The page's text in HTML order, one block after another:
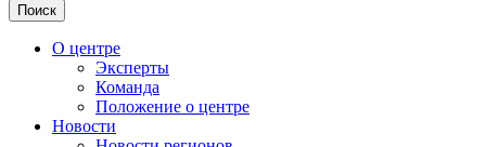
Поиск
О центре
Эксперты
Команда
Положение о центре
Новости